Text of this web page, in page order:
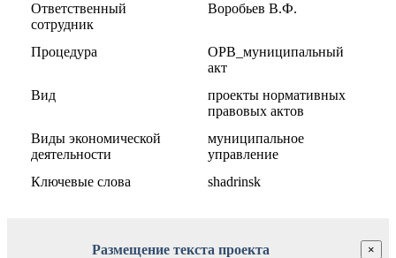
Ответственный
сотрудник
Воробьев В.Ф.
Процедура
ОРВ_муниципальный
акт
Вид
проекты нормативных
правовых актов
Виды экономической
деятельности
муниципальное
управление
Ключевые слова
shadrinsk
Размещение текста проекта ×